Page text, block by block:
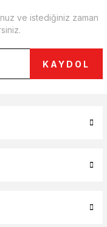
ve istediğiniz zaman
KAYDOL